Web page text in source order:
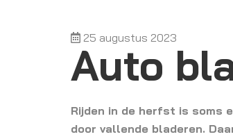
25 augustus 2023
Auto
Rijden in de herfst is soms
door vallende bladeren.